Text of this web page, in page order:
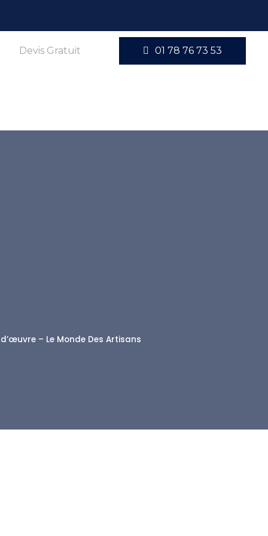
Devis Gratuit 01 78 76 73 53
– Le Monde Des Artisans